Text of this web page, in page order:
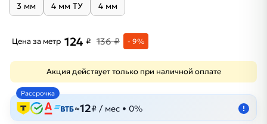
3 мм
4 мм ТУ 4 мм
Цена за метр 124 ₽ 136 ₽ - 9%
Акция действует только при наличной оплате
Рассрочка
≈12₽ / мес • 0% !